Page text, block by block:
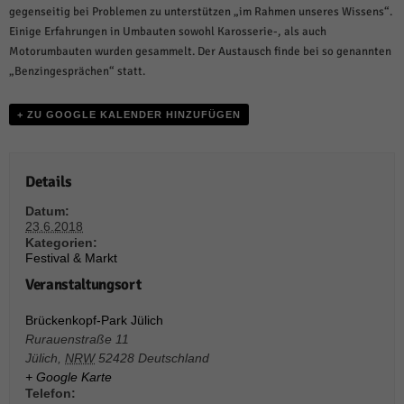
gegenseitig bei Problemen zu unterstützen „im Rahmen unseres Wissens“.
Einige Erfahrungen in Umbauten sowohl Karosserie-, als auch
Motorumbauten wurden gesammelt. Der Austausch finde bei so genannten
„Benzingesprächen“ statt.
+ ZU GOOGLE KALENDER HINZUFÜGEN
Details
Datum:
23.6.2018
Kategorien:
Festival & Markt
Veranstaltungsort
Brückenkopf-Park Jülich
Rurauenstraße 11
Jülich
NRW 52428 Deutschland
+ Google Karte
Telefon:
auswählen.
Alle akzeptieren Speichern und weiter
Datenschutzeinstellungen
Essenziell (1)
Statistiken (1)
Statistik Cookies erfassen Informationen anonym. Diese Informationen helfen
uns zu verstehen, wie unsere Besucher unsere Website nutzen.
Marketing (1)
Marketing-Cookies werden von Drittanbietern oder Publishern verwendet,
um personalisierte Werbung anzuzeigen. Sie tun dies, indem sie Besucher